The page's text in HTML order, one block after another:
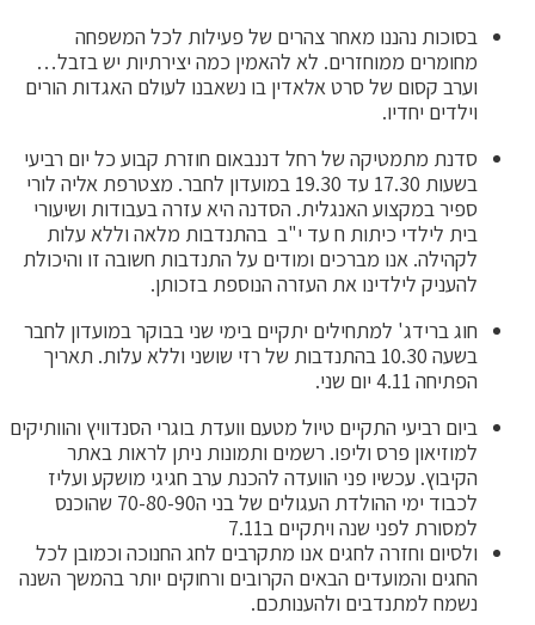
בסוכות נהננו מאחר צהרים של פעילות לכל המשפחה
מחומרים ממוחזרים. לא להאמין כמה יצירתיות יש בזבל…
וערב קסום של סרט אלאדין בו נשאבנו לעולם האגדות הורים
וילדים יחדיו.
סדנת מתמטיקה של רחל דננבאום חוזרת קבוע כל יום רביעי
בשעות 17.30 עד 19.30 במועדון לחבר. מצטרפת אליה לורי
ספיר במקצוע האנגלית. הסדנה היא עזרה בעבודות ושיעורי
בית לילדי כיתות ח עד י"ב בהתנדבות מלאה וללא עלות
לקהילה. אנו מברכים ומודים על התנדבות חשובה זו והיכולת
להעניק לילדינו את העזרה הנוספת בזכותן.
חוג ברידג' למתחילים יתקיים בימי שני בבוקר במועדון לחבר
בשעה 10.30 בהתנדבות של רזי שושני וללא עלות. תאריך
הפתיחה 4.11 יום שני.
ביום רביעי התקיים טיול מטעם וועדת בוגרי הסנדוויץ והוותיקים
למוזיאון פרס וליפו. רשמים ותמונות ניתן לראות באתר
הקיבוץ. עכשיו פני הוועדה להכנת ערב חגיגי מושקע ועליז
לכבוד ימי ההולדת העגולים של בני ה70-80-90 שהוכנס
למסורת לפני שנה ויתקיים ב7.11
ולסיום וחזרה לחגים אנו מתקרבים לחג החנוכה וכמובן לכל
החגים והמועדים הבאים הקרובים ורחוקים יותר בהמשך השנה
נשמח למתנדבים ולהענותכם.